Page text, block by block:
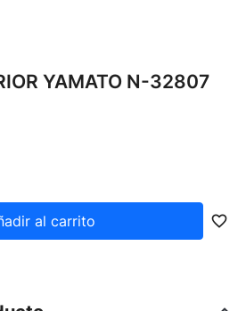
YAMATO N-32807
al carrito favorite_border